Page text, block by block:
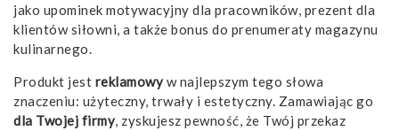
jako upominek motywacyjny dla pracowników, prezent dla
klientów siłowni, a także bonus do prenumeraty magazynu
kulinarnego.
Produkt jest reklamowyw najlepszym tego słowa
znaczeniu: użyteczny, trwały i estetyczny. Zamawiając go
dla Twojej firmy, zyskujesz pewność, że Twój przekaz